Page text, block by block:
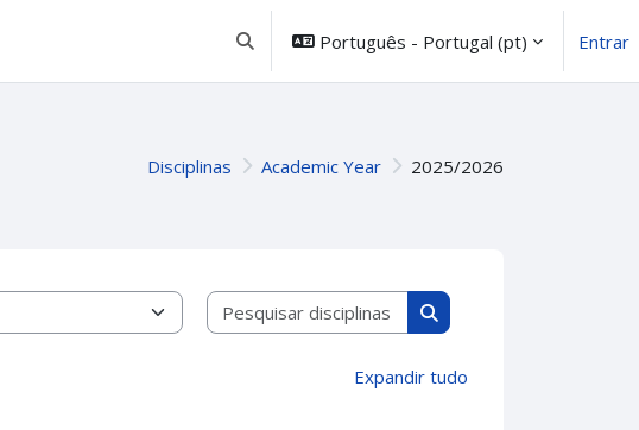
Alternar a entrada da pesquisa
Português - Portugal ‎(pt)‎ Entrar
Disciplinas Academic Year 2025/2026
Pesquisar disciplinas
Pesquisar disciplinas
Expandir tudo